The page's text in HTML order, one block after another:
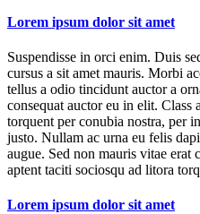
Lorem ipsum dolor sit amet
Suspendisse in orci enim. Duis
cursus a sit amet mauris. Morbi
tellus a odio tincidunt auctor a
consequat auctor eu in elit. Class
torquent per conubia nostra, per
justo. Nullam ac urna eu felis
augue. Sed non mauris vitae erat
aptent taciti sociosqu ad litora
Lorem ipsum dolor sit amet